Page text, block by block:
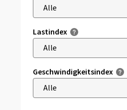
Lastindex
Geschwindigkeitsindex